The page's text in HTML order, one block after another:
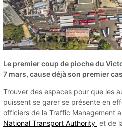
Le premier coup de pioche du
7 mars, cause déjà son premier
Trouver des espaces pour que les
puissent se garer se présente en
officiers de la Traffic Management
National Transport Authority et de